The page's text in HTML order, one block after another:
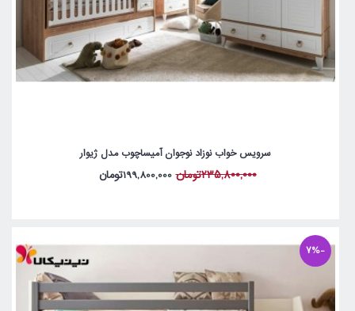
سرویس خواب نوزاد نوجوان آمیساچوب مدل ژیوار
235,800,000تومان 199,800,000تومان
-7%